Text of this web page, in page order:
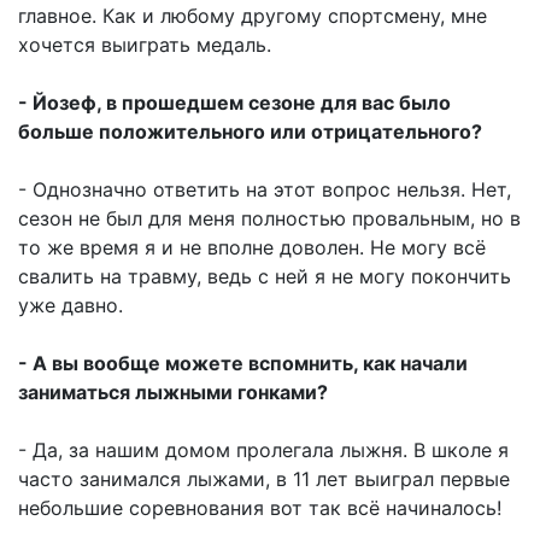
главное. Как и любому другому спортсмену, мне
хочется выиграть медаль.
- Йозеф, в прошедшем сезоне для вас было
больше положительного или отрицательного?
- Однозначно ответить на этот вопрос нельзя. Нет,
сезон не был для меня полностью провальным, но в
то же время я и не вполне доволен. Не могу всё
свалить на травму, ведь с ней я не могу покончить
уже давно.
- А вы вообще можете вспомнить, как начали
заниматься лыжными гонками?
- Да, за нашим домом пролегала лыжня. В школе я
часто занимался лыжами, в 11 лет выиграл первые
небольшие соревнования вот так всё начиналось!